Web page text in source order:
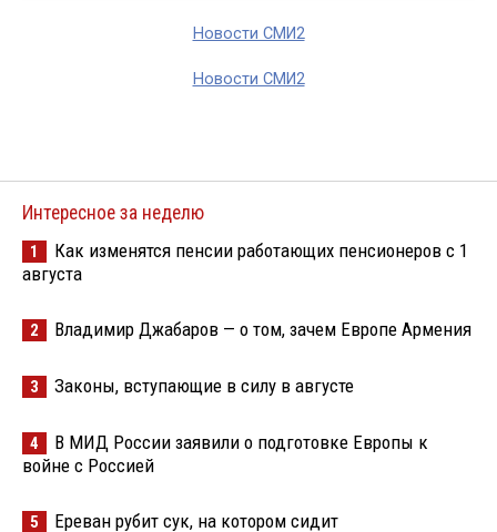
Новости СМИ2
Новости СМИ2
Интересное за неделю
1
Как изменятся пенсии работающих пенсионеров с 1
августа
2 Владимир Джабаров — о том, зачем Европе Армения
3 Законы, вступающие в силу в августе
4
В МИД России заявили о подготовке Европы к
войне с Россией
5 Ереван рубит сук, на котором сидит